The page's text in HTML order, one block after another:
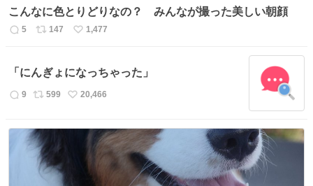
こんなに色とりどりなの？ みんなが撮った美しい朝顔
返
数
5
リ
ス
ト
数
147
い
ね
数
1,477
「にんぎょになっちゃった」
返
数
9
リ
ス
ト
数
599
い
ね
20,466